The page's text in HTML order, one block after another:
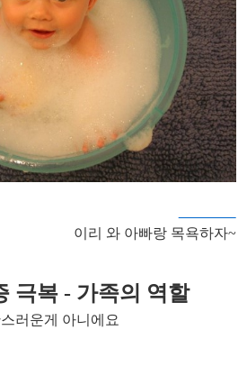
이리 와 아빠랑 목욕하자~
극복 - 가족의 역할
러운게 아니에요